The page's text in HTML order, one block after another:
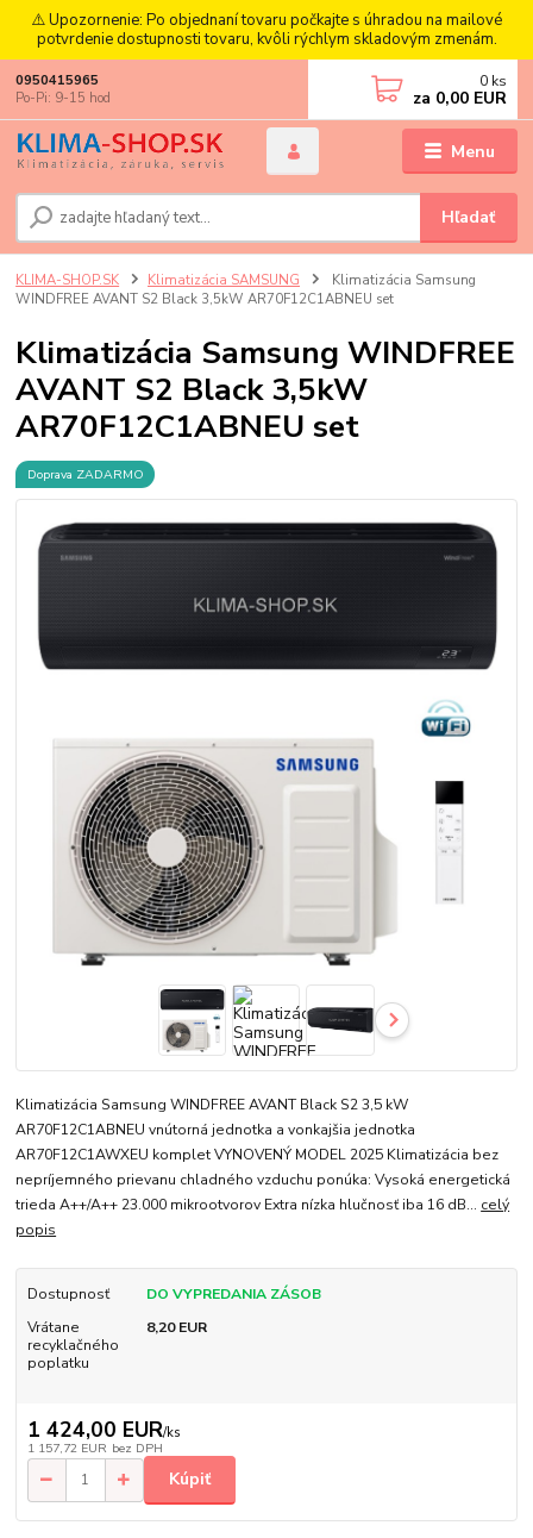
⚠️ Upozornenie: Po objednaní tovaru počkajte s úhradou na mailové
potvrdenie dostupnosti tovaru, kvôli rýchlym skladovým zmenám.
Menu
Hľadať
0950415965
Po-Pi: 9-15 hod
0 ks
za 0,00 EUR
KLIMA-SHOP.SK Klimatizácia SAMSUNG
Klimatizácia Samsung
WINDFREE AVANT S2 Black 3,5kW AR70F12C1ABNEU set
Klimatizácia Samsung WINDFREE
AVANT S2 Black 3,5kW
AR70F12C1ABNEU set
Doprava ZADARMO
Klimatizácia Samsung WINDFREE AVANT Black S2 3,5 kW
AR70F12C1ABNEU vnútorná jednotka a vonkajšia jednotka
AR70F12C1AWXEU komplet VYNOVENÝ MODEL 2025 Klimatizácia bez
nepríjemného prievanu chladného vzduchu ponúka: Vysoká energetická
trieda A++/A++ 23.000 mikrootvorov Extra nízka hlučnosť iba 16 dB... celý
popis
Dostupnosť
DO VYPREDANIA ZÁSOB
Vrátane
recyklačného
poplatku
8,20 EUR
1 424,00 EUR/ks
1 157,72 EUR bez DPH
Kúpiť